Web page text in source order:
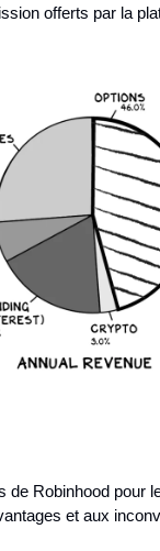
offerts par la
de Robinhood pour
et aux